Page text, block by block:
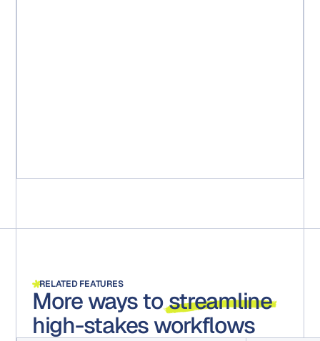
RELATED FEATURES
More ways tostreamline
high-stakes workflows